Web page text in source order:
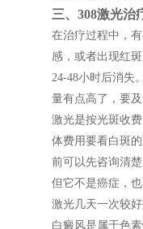
三、308激光治
在治疗过程中，
感，或者出现红
24-48小时后消失
量有点高了，要
激光是按光斑收
体费用要看白斑
前可以先咨询清
但它不是癌症，
激光几天一次较
白癜风是属于色